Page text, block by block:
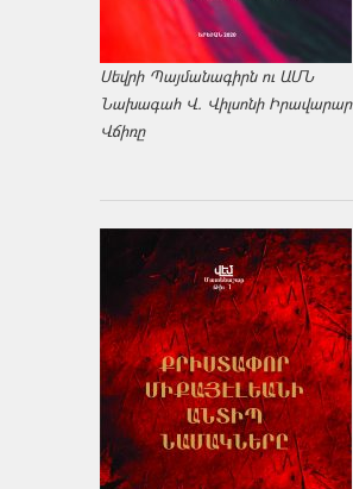
Սեվրի Պայմանագիրն ու ԱՄՆ
Նախագահ Վ. Վիլսոնի Իրավարար
Վճիռը